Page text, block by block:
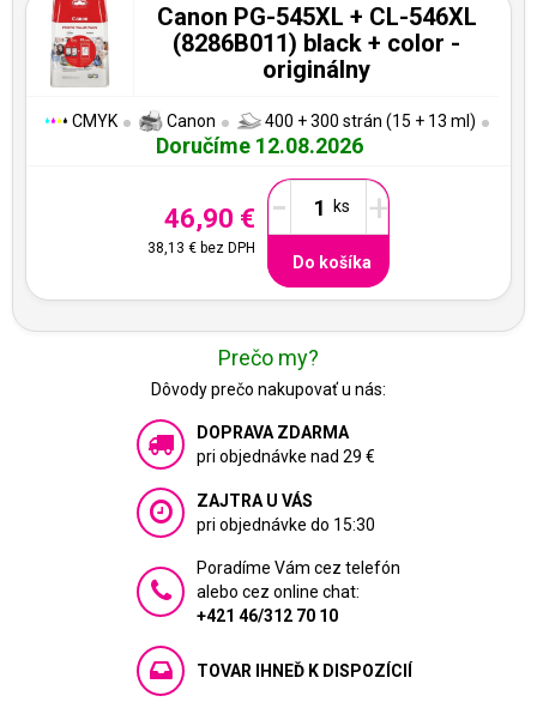
Canon PG-545XL + CL-546XL
(8286B011) black + color -
originálny
CMYK Canon 400 + 300 strán (15 + 13 ml)
Doručíme 12.08.2026
46,90 €
38,13 € bez DPH
- +
Do košíka
Prečo my?
Dôvody prečo nakupovať u nás:
DOPRAVA ZDARMA
pri objednávke nad 29 €
ZAJTRA U VÁS
pri objednávke do 15:30
Poradíme Vám cez telefón
alebo cez online chat:
+421 46/312 70 10
TOVAR IHNEĎ K DISPOZÍCIÍ